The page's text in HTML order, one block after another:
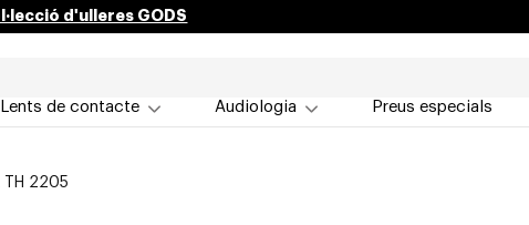
d'ulleres GODS
Lents de contacte Audiologia Preus especials
TH 2205